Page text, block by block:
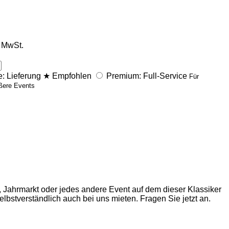
Lieferung ★ Empfohlen Premium: Full-Service Für
Events
oder jedes andere Event auf dem dieser Klassiker
auch bei uns mieten. Fragen Sie jetzt an.